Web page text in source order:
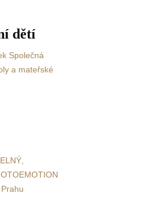
dětí
Společná
a mateřské